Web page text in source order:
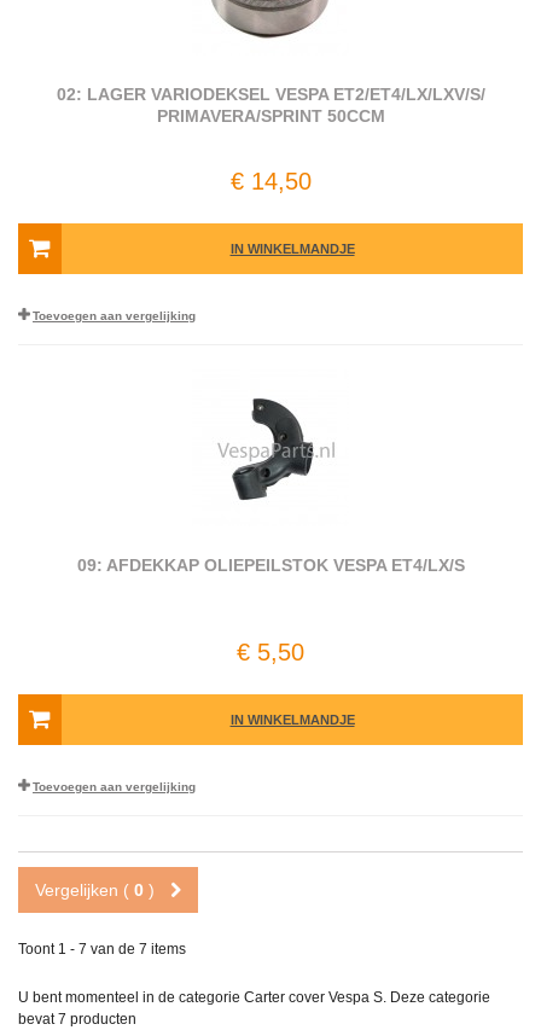
02: LAGER VARIODEKSEL VESPA ET2/​ET4/​LX/​LXV/​S/​
PRIMAVERA/​SPRINT 50CCM
€ 14,50
IN WINKELMANDJE
Toevoegen aan vergelijking
09: AFDEKKAP OLIEPEILSTOK VESPA ET4/LX/S
€ 5,50
IN WINKELMANDJE
Toevoegen aan vergelijking
Vergelijken ( 0 )
Toont 1 - 7 van de 7 items
U bent momenteel in de categorie Carter cover Vespa S. Deze categorie
bevat7 producten